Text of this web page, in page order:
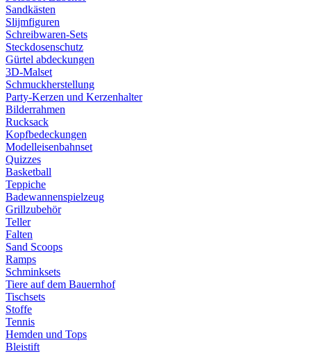
Sandkästen
Slijmfiguren
Schreibwaren-Sets
Steckdosenschutz
Gürtel abdeckungen
3D-Malset
Schmuckherstellung
Party-Kerzen und Kerzenhalter
Bilderrahmen
Rucksack
Kopfbedeckungen
Modelleisenbahnset
Quizzes
Basketball
Teppiche
Badewannenspielzeug
Grillzubehör
Teller
Falten
Sand Scoops
Ramps
Schminksets
Tiere auf dem Bauernhof
Tischsets
Stoffe
Tennis
Hemden und Tops
Bleistift